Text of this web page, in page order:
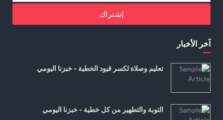
إشتراك
آخر الأخبار
تعليم وصلاة لكسر قيود الخطية - خبزنا اليومي
التوبة والتطهير من كل خطية - خبزنا اليومي